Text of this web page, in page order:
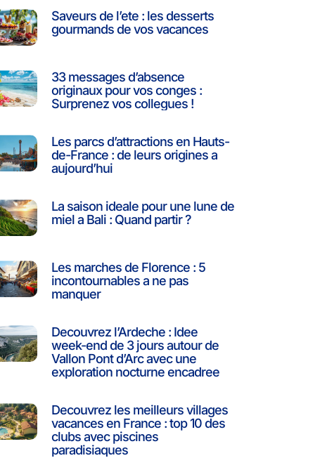
Saveurs de l’ete : les desserts
gourmands de vos vacances
33 messages d’absence
originaux pour vos conges :
Surprenez vos collegues !
Les parcs d’attractions en Hauts-
de-France : de leurs origines a
aujourd’hui
La saison ideale pour une lune de
miel a Bali : Quand partir ?
Les marches de Florence : 5
incontournables a ne pas
manquer
Decouvrez l’Ardeche : Idee
week-end de 3 jours autour de
Vallon Pont d’Arc avec une
exploration nocturne encadree
Decouvrez les meilleurs villages
vacances en France : top 10 des
clubs avec piscines
paradisiaques